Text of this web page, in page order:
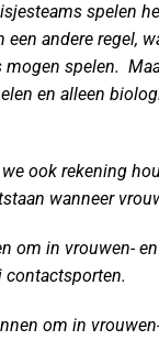
spelen
andere
spelen.
en alleen
ook rekening
​​​​wanneer
om in vrouwen-
contactsporten.
om in